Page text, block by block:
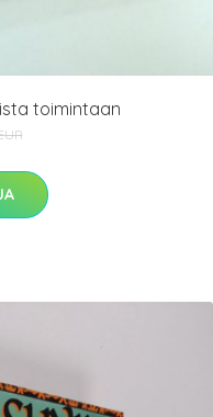
toimintaan